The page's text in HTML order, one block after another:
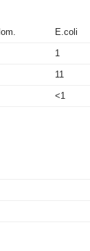
E.coli
1
11
<1